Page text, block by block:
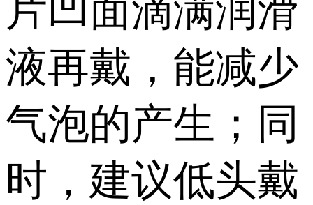
片凹面滴满润滑
液再戴，能减少
气泡的产生；同
时，建议低头戴